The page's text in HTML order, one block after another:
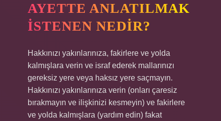
AYETTE ANLATILMAK
ISTENEN NEDIR?
Hakkınızı yakınlarınıza, fakirlere ve yolda
kalmışlara verin ve israf ederek mallarınızı
gereksiz yere veya haksız yere saçmayın.
Hakkınızı yakınlarınıza verin (onları çaresiz
bırakmayın ve ilişkinizi kesmeyin) ve fakirlere
ve yolda kalmışlara (yardım edin) fakat